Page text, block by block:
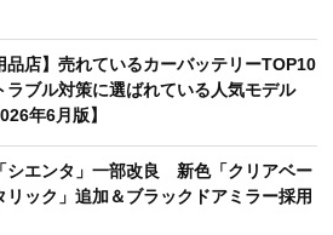
品店】売れているカーバッテリーTOP10
ラブル対策に選ばれている人気モデル
年6月版】
シエンタ」一部改良 新色「クリアベー
リック」追加＆ブラックドアミラー採用